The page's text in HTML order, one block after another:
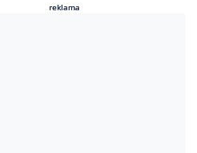
reklama
reklama